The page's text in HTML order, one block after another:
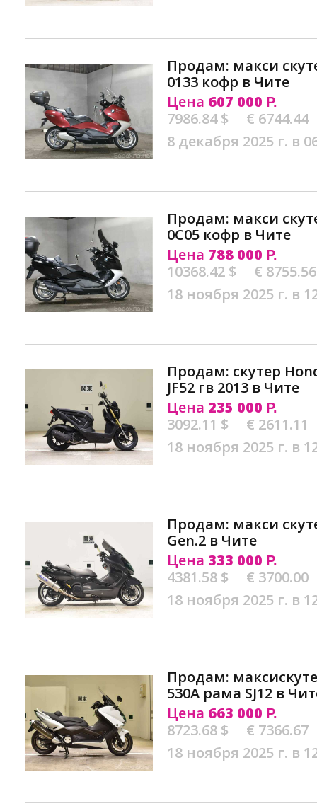
Продам: макси
0133 кофр в Чите
Цена 607 000 Р.
7986.84 $
€ 6744.44
8 декабря 2025 г. в
Продам: макси
0C05 кофр в Чите
Цена 788 000 Р.
10368.42 $
€ 8755.56
18 ноября 2025 г. в
Продам: скутер
JF52 гв 2013 в Чите
Цена 235 000 Р.
3092.11 $
€ 2611.11
18 ноября 2025 г. в
Продам: макси
Gen.2 в Чите
Цена 333 000 Р.
4381.58 $
€ 3700.00
18 ноября 2025 г. в
Продам:
530A рама SJ12 в
Цена 663 000 Р.
8723.68 $
€ 7366.67
18 ноября 2025 г. в